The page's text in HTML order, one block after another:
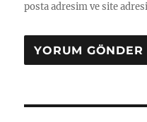
posta adresim ve site